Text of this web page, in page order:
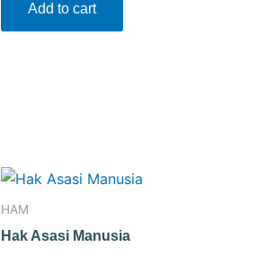
Add to cart
HAM
Hak Asasi Manusia